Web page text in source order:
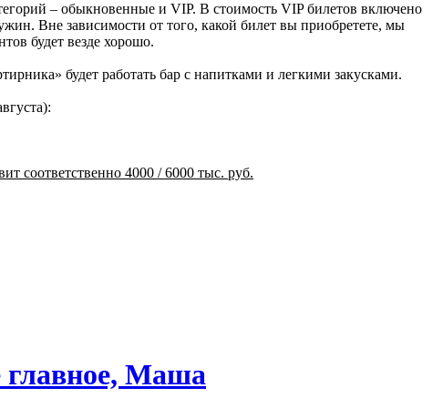
– обыкновенные и VIP. В стоимость VIP билетов включено
Вне зависимости от того, какой билет вы приобретете, мы
будет везде хорошо.
будет работать бар с напитками и легкими закусками.
соответственно 4000 / 6000 тыс. руб.
главное, Маша